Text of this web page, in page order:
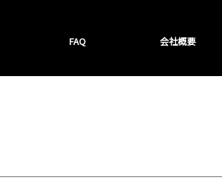
FAQ 会社概要